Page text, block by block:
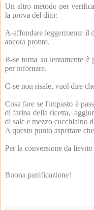
Un altro metodo per
la prova del dito:
A-affondare leggermente il
ancora pronto.
B-se torna su lentamente
per infornare.
C-se non risale, vuol dire
Cosa fare se l'impasto è
di farina della ricetta,
di sale e mezzo cucchiaino
A questo punto aspettare
Per la conversione da
Buona panificazione!